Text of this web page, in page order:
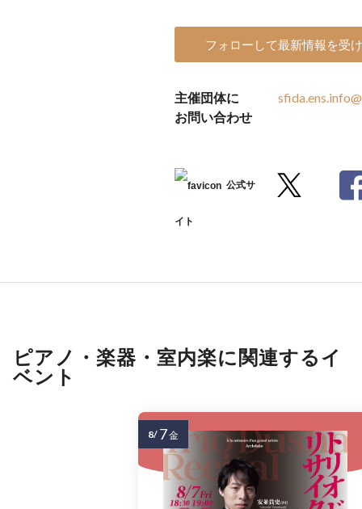
フォローして最新情報を受
主催団体に
お問い合わせ
公式サ
イト
ピアノ・楽器・室内楽に関連するイ
ベント
8/ 7金